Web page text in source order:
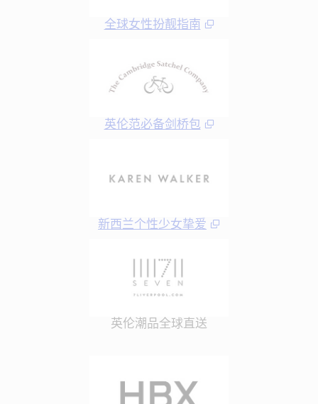
全球女性扮靓指南
英伦范必备剑桥包
新西兰个性少女挚爱
英伦潮品全球直送